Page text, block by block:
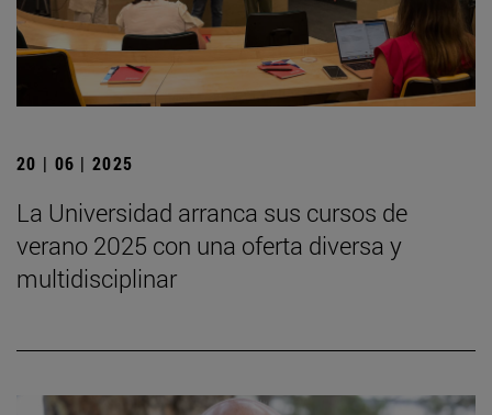
20 | 06 | 2025
La Universidad arranca sus cursos de
verano 2025 con una oferta diversa y
multidisciplinar